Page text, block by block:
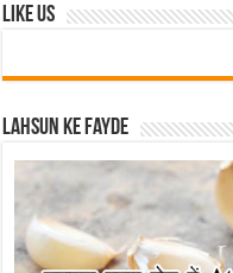
Like Us
Lahsun ke fayde